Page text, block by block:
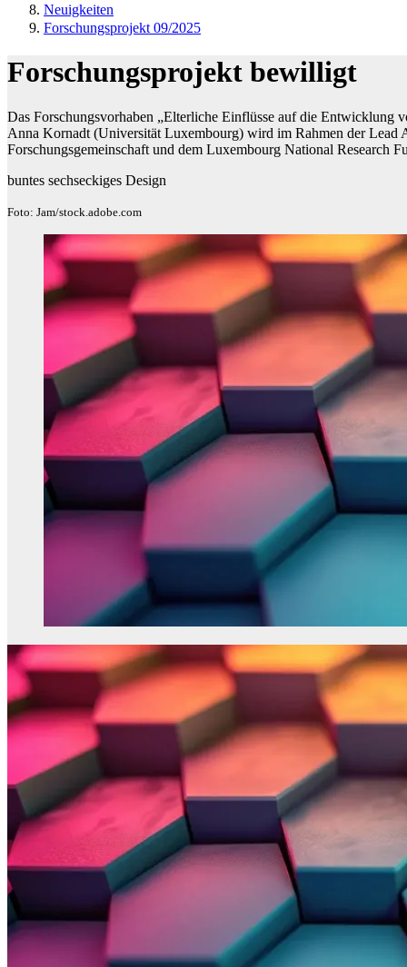
Neuigkeiten
Forschungsprojekt 09/2025
Forschungsprojekt bewilligt
Das Forschungsvorhaben „Elterliche Einflüsse auf die
Anna Kornadt (Universität Luxembourg) wird im Rahmen der Lead
Forschungsgemeinschaft und dem Luxembourg National Research
buntes sechseckiges Design
Foto: Jam/stock.adobe.com